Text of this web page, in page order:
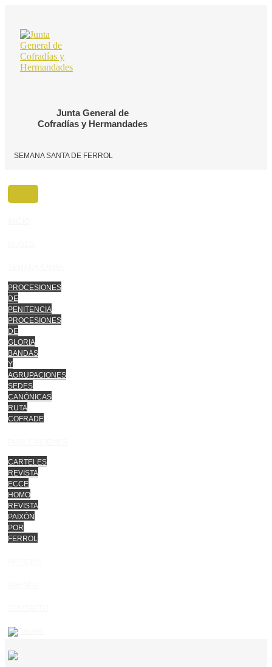
contenido
Junta General de
Cofradías y Hermandades
SEMANA SANTA DE FERROL
PROCESIONES
DE
PENITENCIA
PROCESIONES
DE
GLORIA
BANDAS
Y
AGRUPACIONES
SEDES
CANÓNICAS
RUTA
COFRADE
CARTELES
REVISTA
ECCE
HOMO
REVISTA
PAIXÓN
POR
FERROL